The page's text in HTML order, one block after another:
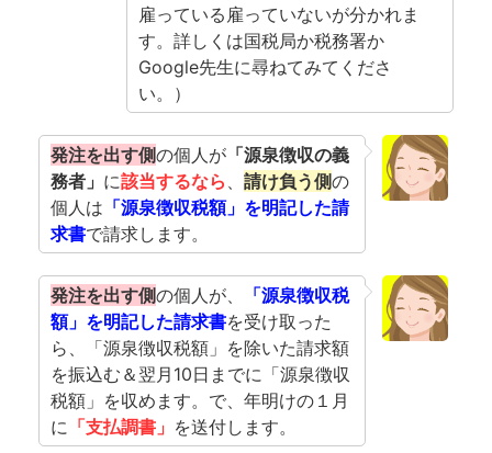
雇っている雇っていないが分かれま
す。詳しくは国税局か税務署か
Google先生に尋ねてみてくださ
い。）
発注を出す側の個人が 「源泉徴収の義
務者」 に該当するなら 請け負う側の
個人は 「源泉徴収税額」を明記した請
求書で請求します。
発注を出す側の個人が、
「源泉徴収税
額」を明記した請求書を受け取った
ら、「源泉徴収税額」を除いた請求額
を振込む＆翌月10日までに「源泉徴収
税額」を収めます。で、年明けの１月
に 「支払調書」 を送付します。